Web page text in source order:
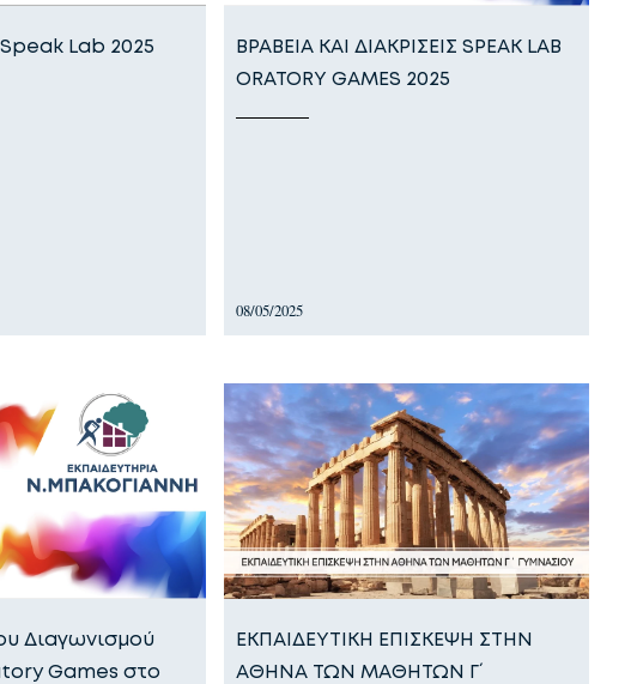
Lab 2025
ΒΡΑΒΕΙΑ ΚΑΙ ΔΙΑΚΡΙΣΕΙΣ SPEAK LAB
ORATORY GAMES 2025
08/05/2025
Διαγωνισμού
Games στο
ΕΚΠΑΙΔΕΥΤΙΚΗ ΕΠΙΣΚΕΨΗ ΣΤΗΝ
ΑΘΗΝΑ ΤΩΝ ΜΑΘΗΤΩΝ Γ΄